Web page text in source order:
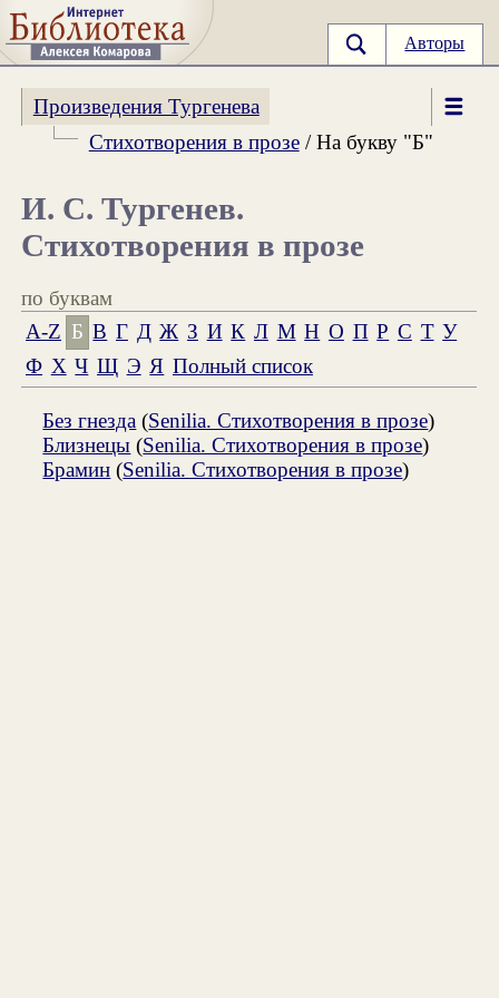
Авторы
Произведения Тургенева
Стихотворения в прозе/ На букву "Б"
И. С. Тургенев.
Стихотворения в прозе
по буквам
A-Z Б В Г Д Ж З И К Л М Н О П Р С Т У
Ф Х Ч Щ Э Я Полный список
Без гнезда (Senilia. Стихотворения в прозе)
Близнецы (Senilia. Стихотворения в прозе)
Брамин (Senilia. Стихотворения в прозе)